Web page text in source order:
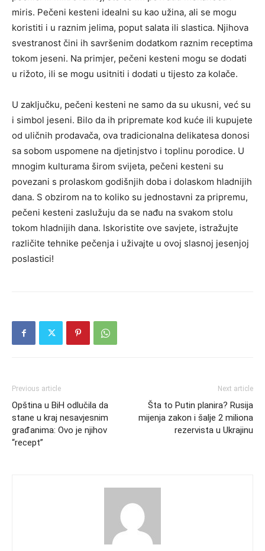
miris. Pečeni kesteni idealni su kao užina, ali se mogu
koristiti i u raznim jelima, poput salata ili slastica. Njihova
svestranost čini ih savršenim dodatkom raznim receptima
tokom jeseni. Na primjer, pečeni kesteni mogu se dodati
u rižoto, ili se mogu usitniti i dodati u tijesto za kolače.
U zaključku, pečeni kesteni ne samo da su ukusni, već su
i simbol jeseni. Bilo da ih pripremate kod kuće ili kupujete
od uličnih prodavača, ova tradicionalna delikatesa donosi
sa sobom uspomene na djetinjstvo i toplinu porodice. U
mnogim kulturama širom svijeta, pečeni kesteni su
povezani s prolaskom godišnjih doba i dolaskom hladnijih
dana. S obzirom na to koliko su jednostavni za pripremu,
pečeni kesteni zaslužuju da se nađu na svakom stolu
tokom hladnijih dana. Iskoristite ove savjete, istražujte
različite tehnike pečenja i uživajte u ovoj slasnoj jesenjoj
poslastici!
Previous article
Opština u BiH odlučila da
stane u kraj nesavjesnim
građanima: Ovo je njihov
“recept”
Next article
Šta to Putin planira? Rusija
mijenja zakon i šalje 2 miliona
rezervista u Ukrajinu